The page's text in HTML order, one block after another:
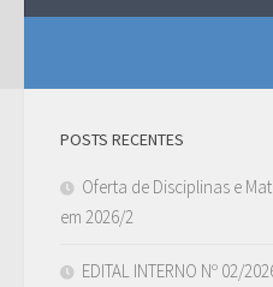
POSTS RECENTES
Oferta de Disciplinas e
em 2026/2
EDITAL INTERNO Nº 02/